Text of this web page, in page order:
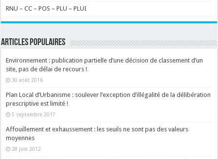
RNU – CC – POS – PLU – PLUI
ARTICLES POPULAIRES
Environnement : publication partielle d’une décision de classement d’un
site, pas de délai de recours !
30 août 2016
Plan Local d’Urbanisme : soulever l’exception d’illégalité de la délibération
prescriptive est limité !
5 septembre 2017
Affouillement et exhaussement : les seuils ne sont pas des valeurs
moyennes
28 juin 2012